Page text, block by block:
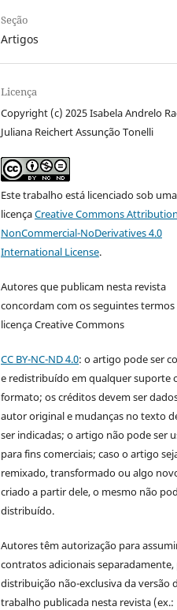
Seção
Artigos
Licença
Copyright (c) 2025 Isabela Andrelo
Juliana Reichert Assunção Tonelli
Este trabalho está licenciado sob uma
licençaCreative Commons
NonCommercial-NoDerivatives 4.0
International License.
Autores que publicam nesta revista
concordam com os seguintes termos
licença Creative Commons
CC BY-NC-ND 4.0: o artigo pode ser
e redistribuído em qualquer suporte
formato; os créditos devem ser
autor original e mudanças no texto
ser indicadas; o artigo não pode ser
para fins comerciais; caso o artigo
remixado, transformado ou algo
criado a partir dele, o mesmo não
distribuído.
Autores têm autorização para
contratos adicionais separadamente,
distribuição não-exclusiva da versão
trabalho publicada nesta revista (ex.: